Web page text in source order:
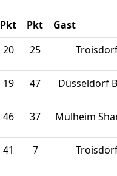
Pkt Pkt Gast
20 25
19 47 Düsseldorf
46 37 Mülheim
41 7